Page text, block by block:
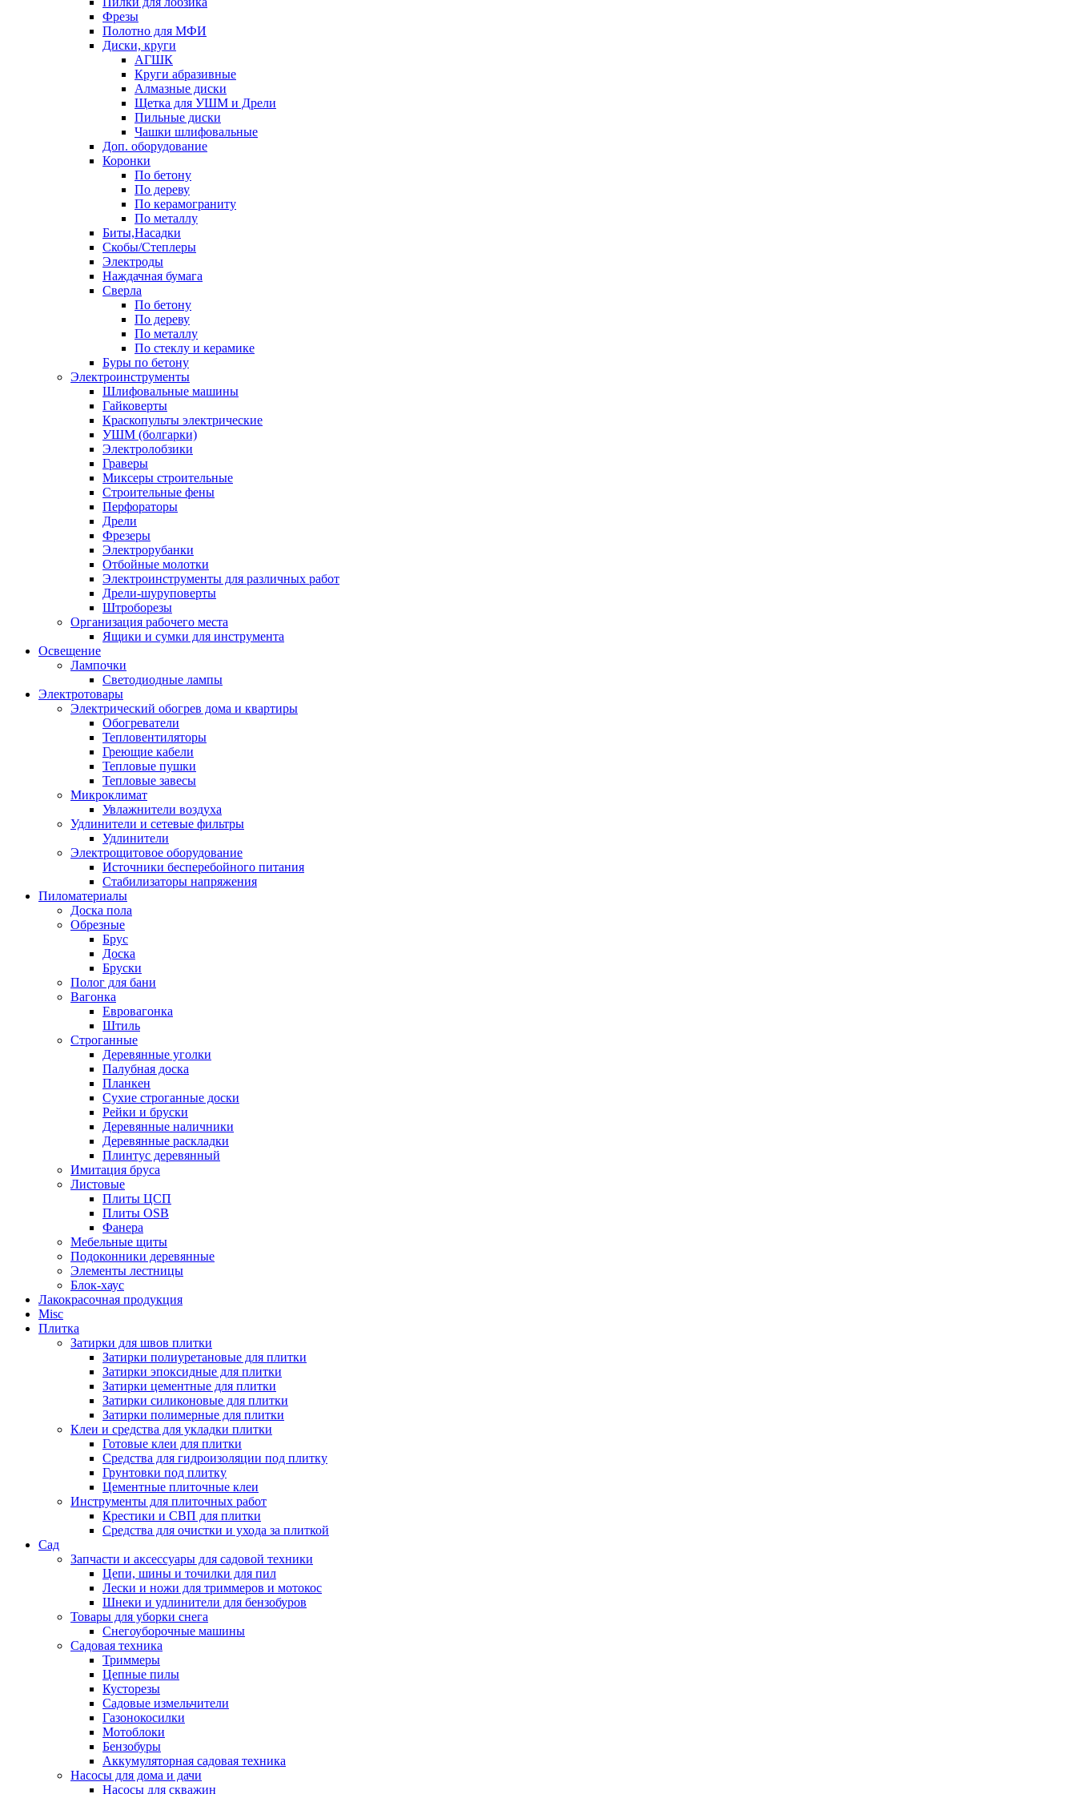
Фрезы
Полотно для МФИ
Диски, круги
АГШК
Круги абразивные
Алмазные диски
Щетка для УШМ и Дрели
Пильные диски
Чашки шлифовальные
Доп. оборудование
Коронки
По бетону
По дереву
По керамограниту
По металлу
Биты,Насадки
Скобы/Степлеры
Электроды
Наждачная бумага
Сверла
По бетону
По дереву
По металлу
По стеклу и керамике
Буры по бетону
Электроинструменты
Шлифовальные машины
Гайковерты
Краскопульты электрические
УШМ (болгарки)
Электролобзики
Граверы
Миксеры строительные
Строительные фены
Перфораторы
Дрели
Фрезеры
Электрорубанки
Отбойные молотки
Электроинструменты для различных работ
Дрели-шуруповерты
Штроборезы
Организация рабочего места
Ящики и сумки для инструмента
Освещение
Лампочки
Светодиодные лампы
Электротовары
Электрический обогрев дома и квартиры
Обогреватели
Тепловентиляторы
Греющие кабели
Тепловые пушки
Тепловые завесы
Микроклимат
Увлажнители воздуха
Удлинители и сетевые фильтры
Удлинители
Электрощитовое оборудование
Источники бесперебойного питания
Стабилизаторы напряжения
Пиломатериалы
Доска пола
Обрезные
Брус
Доска
Бруски
Полог для бани
Вагонка
Евровагонка
Штиль
Строганные
Деревянные уголки
Палубная доска
Планкен
Сухие строганные доски
Рейки и бруски
Деревянные наличники
Деревянные раскладки
Плинтус деревянный
Имитация бруса
Листовые
Плиты ЦСП
Плиты OSB
Фанера
Мебельные щиты
Подоконники деревянные
Элементы лестницы
Блок-хаус
Лакокрасочная продукция
Misc
Плитка
Затирки для швов плитки
Затирки полиуретановые для плитки
Затирки эпоксидные для плитки
Затирки цементные для плитки
Затирки силиконовые для плитки
Затирки полимерные для плитки
Клеи и средства для укладки плитки
Готовые клеи для плитки
Средства для гидроизоляции под плитку
Грунтовки под плитку
Цементные плиточные клеи
Инструменты для плиточных работ
Крестики и СВП для плитки
Средства для очистки и ухода за плиткой
Сад
Запчасти и аксессуары для садовой техники
Цепи, шины и точилки для пил
Лески и ножи для триммеров и мотокос
Шнеки и удлинители для бензобуров
Товары для уборки снега
Снегоуборочные машины
Садовая техника
Триммеры
Цепные пилы
Кусторезы
Садовые измельчители
Газонокосилки
Мотоблоки
Бензобуры
Аккумуляторная садовая техника
Насосы для дома и дачи
Насосы для скважин